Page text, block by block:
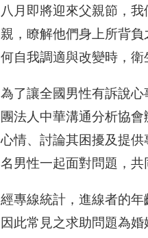
八月即將迎來父親節，
親，瞭解他們身上所背
何自我調適與改變時，
為了讓全國男性有訴說
團法人中華溝通分析協
心情、討論其困擾及提
名男性一起面對問題，共
經專線統計，進線者的
因此常見之求助問題為